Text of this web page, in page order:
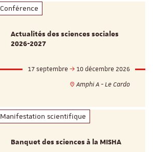
Conférence
Actualités des sciences sociales
2026-2027
17 septembre
10 décembre 2026
Amphi A - Le Cardo
Manifestation scientifique
Banquet des sciences à la MISHA